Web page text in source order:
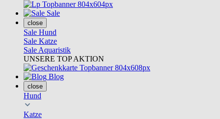
Sale
close
Sale Hund
Sale Katze
Sale Aquaristik
UNSERE TOP AKTION
Blog
close
Hund
Katze